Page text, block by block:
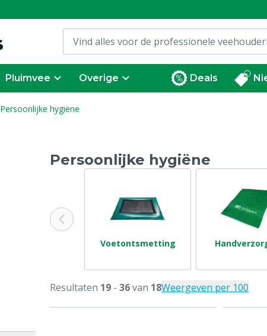
Pluimvee Overige Deals
Persoonlijke hygiëne
Persoonlijke hygiëne
Voetontsmetting
Resultaten 19 - 36van 18Weergeven per 100